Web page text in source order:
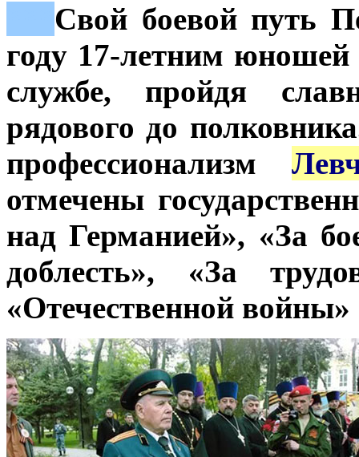
Свой боевой путь
году 17-летним юношей
службе, пройдя
рядового до
профессионализм
отмечены
над Германией», «За
доблесть», «За
«Отечественной войны»